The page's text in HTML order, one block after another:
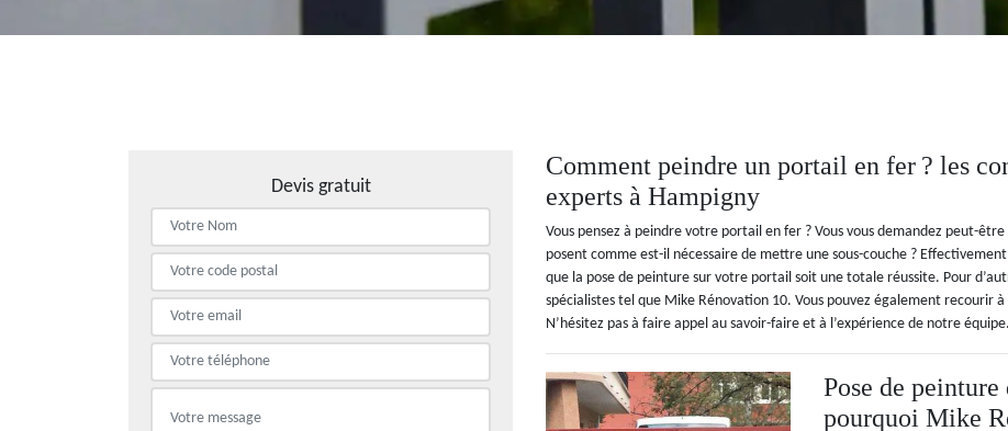
Devis gratuit
Comment peindre un portail en fer ? les
experts à Hampigny
Vous pensez à peindre votre portail en fer ? Vous vous demandez peut-
posent comme est-il nécessaire de mettre une sous-couche ?
que la pose de peinture sur votre portail soit une totale réussite. Pour
spécialistes tel que Mike Rénovation 10. Vous pouvez également recourir
N’hésitez pas à faire appel au savoir-faire et à l’expérience de notre équipe.
Pose de
pourquoi Mike